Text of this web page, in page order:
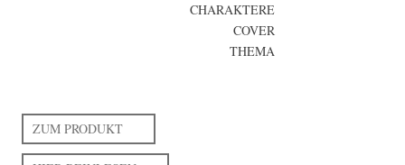
CHARAKTERE
COVER
THEMA
ZUM PRODUKT